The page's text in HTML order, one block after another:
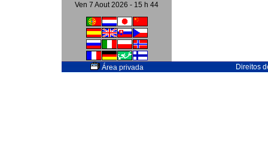
Ven 7 Aout 2026 - 15 h 44
Área privada Direitos